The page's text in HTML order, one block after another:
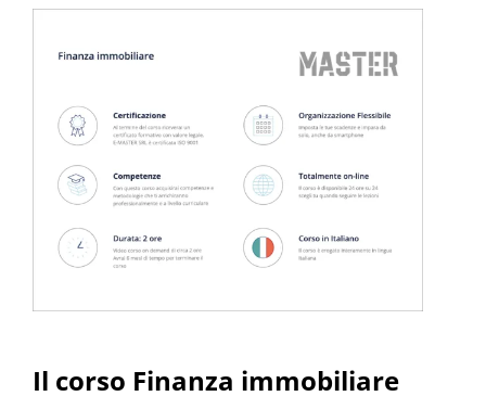
Il corso Finanza immobiliare